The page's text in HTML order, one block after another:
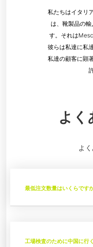
私たちはイタリ
は、靴製品の輸
す。それは
彼らは私達に私
私達の顧客に顕
よく
よ
最低注文数量はいくらです
工場検査のために中国に行